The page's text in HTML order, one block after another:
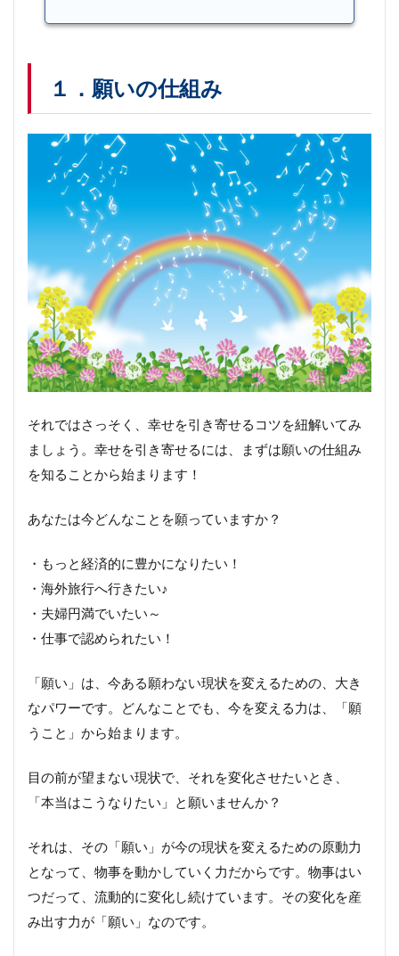
願い
２．
き寄
せる
には
どう
した
らい
引き
寄せ
の法
則
で、
何が
寄せ
られ
の
３．
の解
放
４．い
つかは
幸せに
をやめ
る
５．
感じる
にはど
うした
い？
６．
幸せ
を引
き寄
１．願いの仕組み
それではさっそく、幸せを引き寄せるコツを紐解いてみ
ましょう。幸せを引き寄せるには、まずは願いの仕組み
を知ることから始まります！
あなたは今どんなことを願っていますか？
・もっと経済的に豊かになりたい！
・海外旅行へ行きたい♪
・夫婦円満でいたい～
・仕事で認められたい！
「願い」は、今ある願わない現状を変えるための、大き
なパワーです。どんなことでも、今を変える力は、「願
うこと」から始まります。
目の前が望まない現状で、それを変化させたいとき、
「本当はこうなりたい」と願いませんか？
それは、その「願い」が今の現状を変えるための原動力
となって、物事を動かしていく力だからです。物事はい
つだって、流動的に変化し続けています。その変化を産
み出す力が「願い」なのです。